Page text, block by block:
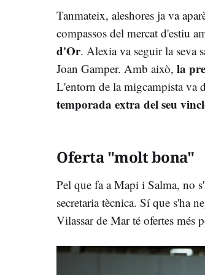
Tanmateix, aleshores ja va
compassos del mercat d'estiu
d'Or. Alexia va seguir la seva
Joan Gamper. Amb això, la
L'entorn de la migcampista va
temporada extra del seu
Oferta "molt bona"
Pel que fa a Mapi i Salma, no
secretaria tècnica. Sí que s'ha
Vilassar de Mar té ofertes més